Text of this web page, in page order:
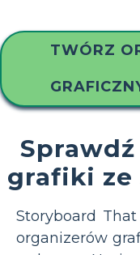
TWÓRZ
grafiki ze
Storyboard
organizerów